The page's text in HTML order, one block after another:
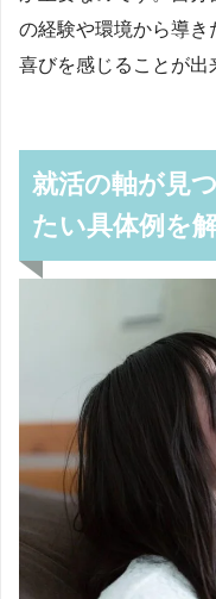
の経験や環境から導き
喜びを感じることが出
就活の軸が見
たい具体例を